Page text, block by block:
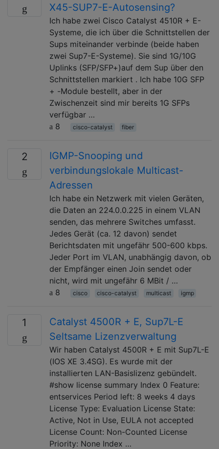
X45-SUP7-E-Autosensing?
Ich habe zwei Cisco Catalyst 4510R + E-
Systeme, die ich über die Schnittstellen der
Sups miteinander verbinde (beide haben
zwei Sup7-E-Systeme). Sie sind 1G/10G
Uplinks (SFP/SFP+)auf dem Sup über den
Schnittstellen markiert . Ich habe 10G SFP
+ -Module bestellt, aber in der
Zwischenzeit sind mir bereits 1G SFPs
verfügbar …
8
cisco-catalyst fiber
2
IGMP-Snooping und
verbindungslokale Multicast-
Adressen
Ich habe ein Netzwerk mit vielen Geräten,
die Daten an 224.0.0.225 in einem VLAN
senden, das mehrere Switches umfasst.
Jedes Gerät (ca. 12 davon) sendet
Berichtsdaten mit ungefähr 500-600 kbps.
Jeder Port im VLAN, unabhängig davon, ob
der Empfänger einen Join sendet oder
nicht, wird mit ungefähr 6 MBit / …
8
cisco cisco-catalyst multicast igmp
1
Catalyst 4500R + E, Sup7L-E
Seltsame Lizenzverwaltung
Wir haben Catalyst 4500R + E mit Sup7L-E
(IOS XE 3.4SG). Es wurde mit der
installierten LAN-Basislizenz gebündelt.
#show license summary Index 0 Feature:
entservices Period left: 8 weeks 4 days
License Type: Evaluation License State:
Active, Not in Use, EULA not accepted
License Count: Non-Counted License
Priority: None Index …